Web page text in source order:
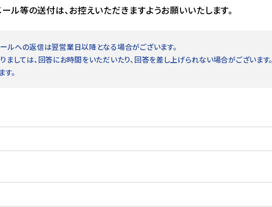
ール等の送付は、お控えいただきますようお願いいたします。
ルへの返信は翌営業日以降となる場合がございます。
しては、回答にお時間をいただいたり、回答を差し上げられない場合がございます。
。